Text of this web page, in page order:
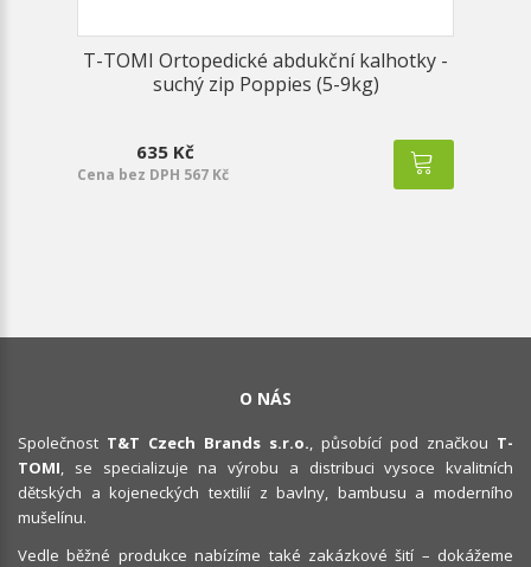
T-TOMI Ortopedické abdukční kalhotky -
suchý zip Poppies (5-9kg)
635 Kč
Cena bez DPH 567 Kč
O NÁS
Společnost T&T Czech Brands s.r.o., působící pod značkou T-
TOMI, se specializuje na výrobu a distribuci vysoce kvalitních
dětských a kojeneckých textilií z bavlny, bambusu a moderního
mušelínu.
Vedle běžné produkce nabízíme také zakázkové šití – dokážeme